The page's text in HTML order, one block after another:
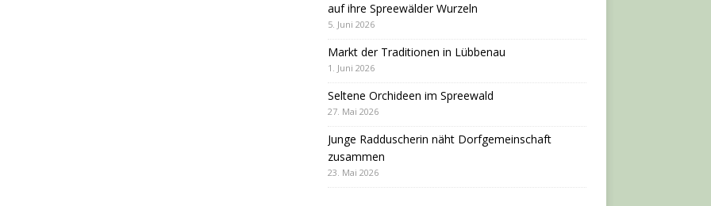
auf ihre Spreewälder Wurzeln
5. Juni 2026
Markt der Traditionen in Lübbenau
1. Juni 2026
Seltene Orchideen im Spreewald
27. Mai 2026
Junge Radduscherin näht Dorfgemeinschaft
zusammen
23. Mai 2026